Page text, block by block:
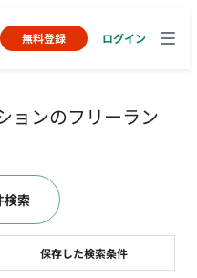
無料登録 ログイン
ョンのフリーラン
保存した検索条件
検索